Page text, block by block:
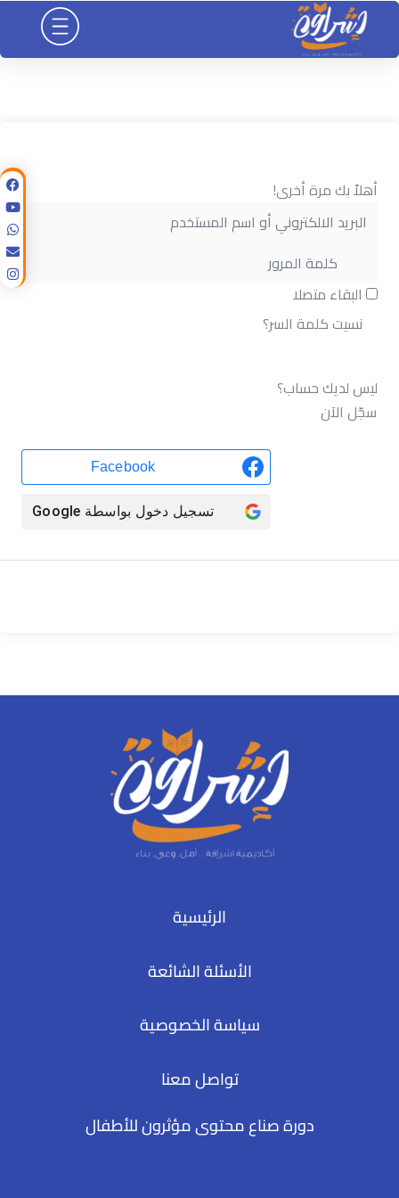
تخطي
المحتوى
أهلاً بك مرة أخرى!
البقاء متصلا
نسيت كلمة السر؟
ليس لديك حساب؟
سجّل الآن
Facebook
تسجيل دخول بواسطة Google
الرئيسية
الأسئلة الشائعة
سياسة الخصوصية
تواصل معنا
دورة صناع محتوى مؤثرون للأطفال